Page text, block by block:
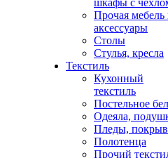
шкафы с
Прочая мебель
аксессуары
Столы
Стулья, кресла
Текстиль
Кухонный
текстиль
Постельное
Одеяла,
Пледы,
Полотенца
Прочий